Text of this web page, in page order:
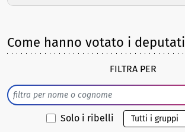
Come hanno votato i deputati
FILTRA PER
Solo i ribelli